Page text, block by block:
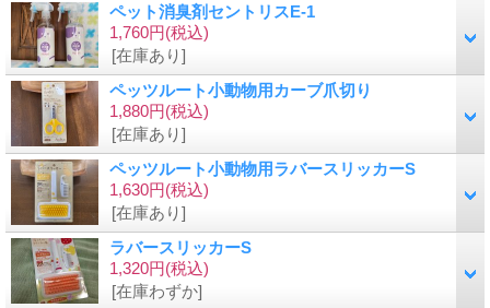
ペット消臭剤セントリスE-1
1,760円(税込)
[在庫あり]
ペッツルート小動物用カーブ爪切り
1,880円(税込)
[在庫あり]
ペッツルート小動物用ラバースリッカーS
1,630円(税込)
[在庫あり]
ラバースリッカーS
1,320円(税込)
[在庫わずか]